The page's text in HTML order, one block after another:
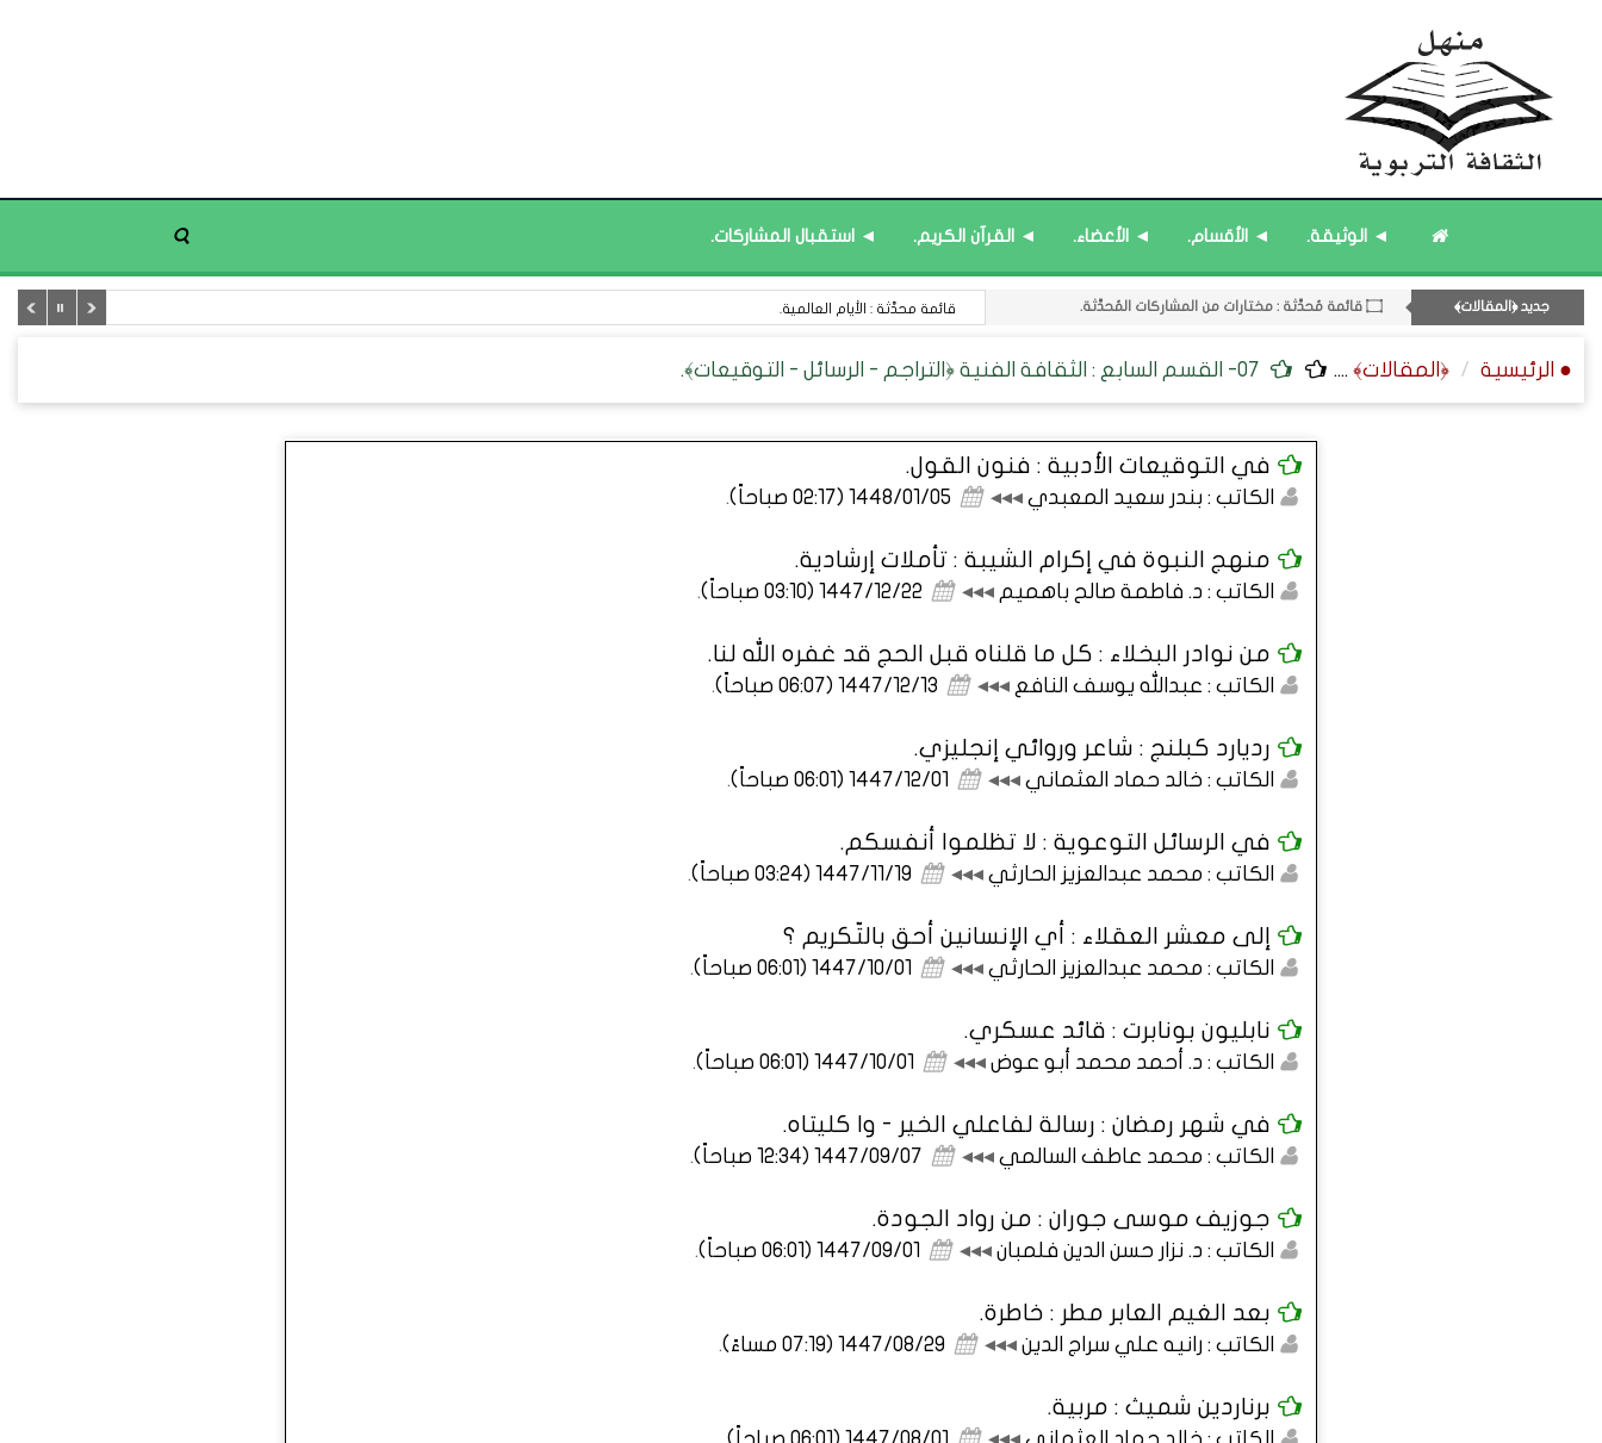
◄ الوثيقة. ◄ الأقسام. ◄ الأعضاء. ◄ القرآن الكريم. ◄ استقبال المشاركات.
جديد ﴿المقالات﴾ ۝ قائمة مُحدَّثة : مختارات من جديد المشاركات.
۝ قائمة مُثبتة : إدارة منهل الثقافة التربوية.
في المواد المعرفية : الخسارة التي لا تُعوَّض.
● الرئيسية ﴿المقالات﴾ ....
في التوقيعات الأدبية : فنون القول.
الكاتب : بندر سعيد المعبدي ◂◂◂ 1448/01/05 (02:17 صباحاً) .
منهج النبوة في إكرام الشيبة : تأملات إرشادية.
الكاتب : د. فاطمة صالح باهميم ◂◂◂ 1447/12/22 (03:10 صباحاً) .
من نوادر البخلاء : كل ما قلناه قبل الحج قد غفره الله لنا.
الكاتب : عبدالله يوسف النافع ◂◂◂ 1447/12/13 (06:07 صباحاً) .
رديارد كبلنج : شاعر وروائي إنجليزي.
الكاتب : خالد حماد العثماني ◂◂◂ 1447/12/01 (06:01 صباحاً) .
في الرسائل التوعوية : لا تظلموا أنفسكم.
الكاتب : محمد عبدالعزيز الحارثي ◂◂◂ 1447/11/19 (03:24 صباحاً) .
إلى معشر العقلاء : أي الإنسانين أحق بالتّكريم ؟
الكاتب : محمد عبدالعزيز الحارثي ◂◂◂ 1447/10/01 (06:01 صباحاً) .
نابليون بونابرت : قائد عسكري.
الكاتب : د. أحمد محمد أبو عوض ◂◂◂ 1447/10/01 (06:01 صباحاً) .
في شهر رمضان : رسالة لفاعلي الخير - وا كليتاه.
الكاتب : محمد عاطف السالمي ◂◂◂ 1447/09/07 (12:34 صباحاً) .
جوزيف موسى جوران : من رواد الجودة.
الكاتب : د. نزار حسن الدين فلمبان ◂◂◂ 1447/09/01 (06:01 صباحاً) .
بعد الغيم العابر مطر : خاطرة.
الكاتب : رانيه علي سراج الدين ◂◂◂ 1447/08/29 (07:19 مساءً) .
برناردين شميث : مربية.